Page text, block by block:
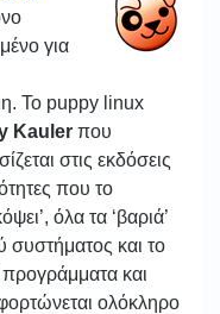
για
Το puppy linux
Kauler που
στις εκδόσεις
που το
όλα τα ‘βαριά’
συστήματος και το
και
ολόκληρο